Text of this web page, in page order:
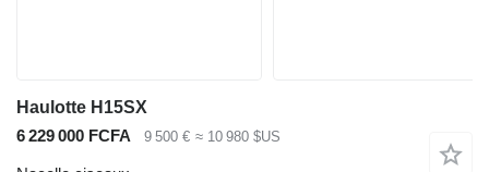
Haulotte H15SX
6 229 000 FCFA
9 500 € ≈ 10 980 $US